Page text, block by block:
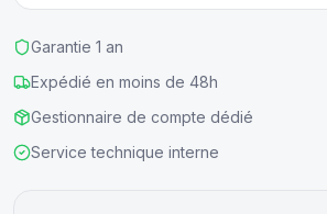
Garantie 1 an
Expédié en moins de 48h
Gestionnaire de compte dédié
Service technique interne